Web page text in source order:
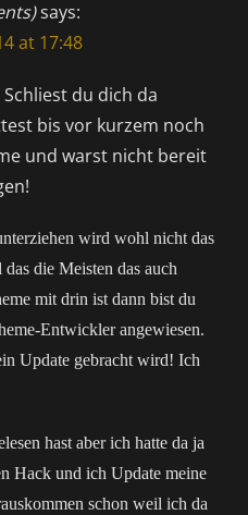
says:
at 17:48
du dich da
bis vor kurzem noch
und warst nicht bereit
wird wohl nicht das
die Meisten das auch
mit drin ist dann bist du
Entwickler angewiesen.
Update gebracht wird! Ich
hast aber ich hatte da ja
Hack und ich Update meine
schon weil ich da